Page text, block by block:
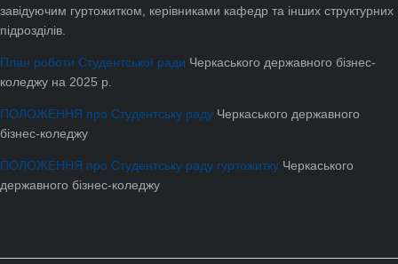
завідуючим гуртожитком, керівниками кафедр та інших структурних
підрозділів.
План роботи Студентської ради Черкаського державного бізнес-
коледжу на 2025 р.
ПОЛОЖЕННЯ про Студентську раду Черкаського державного
бізнес-коледжу
ПОЛОЖЕННЯ про Студентську раду гуртожитку Черкаського
державного бізнес-коледжу